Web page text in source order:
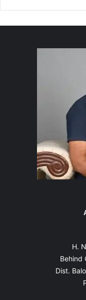
H.
Behind
Dist.